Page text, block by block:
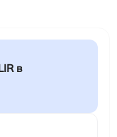
в